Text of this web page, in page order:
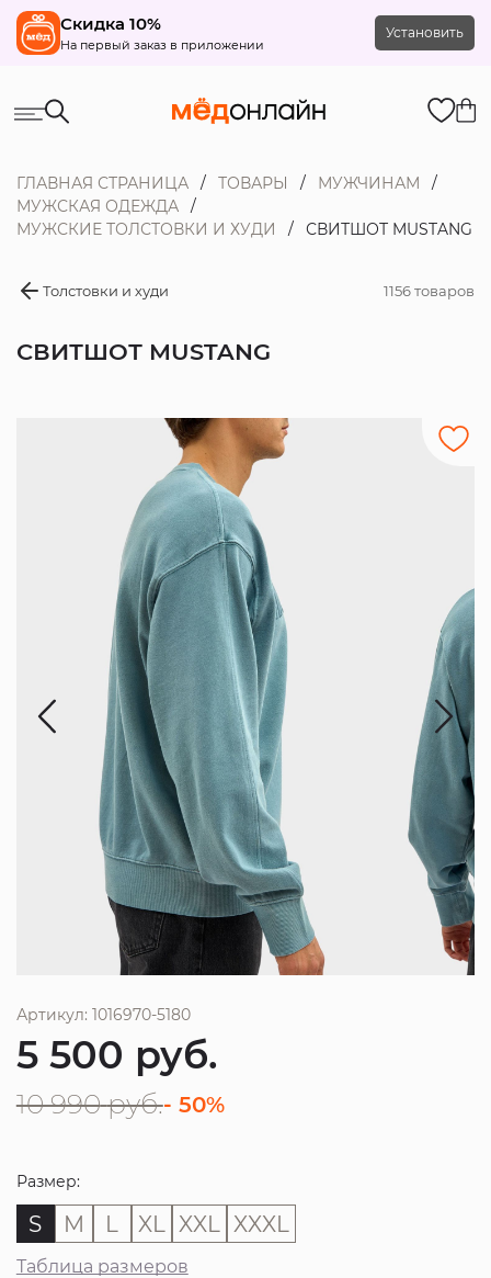
Скидка 10%
На первый заказ в приложении
Установить
ГЛАВНАЯ СТРАНИЦА ТОВАРЫ
МУЖЧИНАМ
МУЖСКАЯ ОДЕЖДА
МУЖСКИЕ ТОЛСТОВКИ И ХУДИ
СВИТШОТ MUSTANG
Толстовки и худи 1156 товаров
СВИТШОТ MUSTANG
Артикул: 1016970-5180
5 500 руб.
10 990 руб.- 50%
Размер:
S M L XL XXL XXXL
Таблица размеров